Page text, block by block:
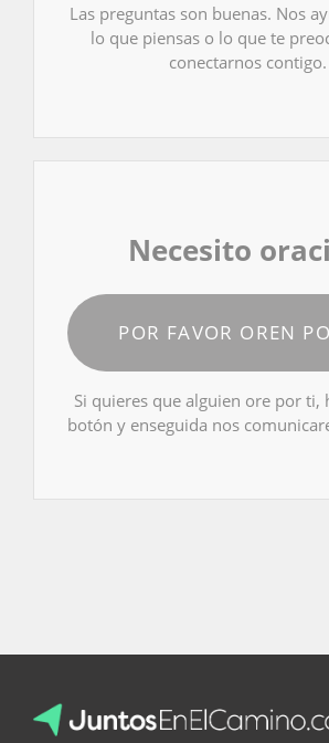
Las preguntas son buenas. Nos
lo que piensas o lo que te
conectarnos contigo.
Necesito
POR FAVOR OREN
Si quieres que alguien ore por ti,
botón y enseguida nos